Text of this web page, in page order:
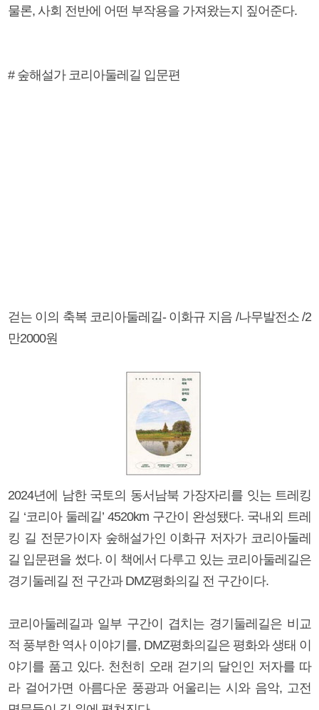
물론, 사회 전반에 어떤 부작용을 가져왔는지 짚어준다.
# 숲해설가 코리아둘레길 입문편
걷는 이의 축복 코리아둘레길- 이화규 지음 /나무발전소 /2
만2000원
2024년에 남한 국토의 동서남북 가장자리를 잇는 트레킹
길 ‘코리아 둘레길’ 4520km 구간이 완성됐다. 국내외 트레
킹 길 전문가이자 숲해설가인 이화규 저자가 코리아둘레
길 입문편을 썼다. 이 책에서 다루고 있는 코리아둘레길은
경기둘레길 전 구간과 DMZ평화의길 전 구간이다.
코리아둘레길과 일부 구간이 겹치는 경기둘레길은 비교
적 풍부한 역사 이야기를, DMZ평화의길은 평화와 생태 이
야기를 품고 있다. 천천히 오래 걷기의 달인인 저자를 따
라 걸어가면 아름다운 풍광과 어울리는 시와 음악, 고전